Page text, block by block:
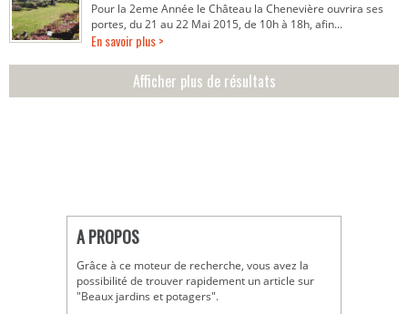
Pour la 2eme Année le Château la Chenevière ouvrira ses
portes, du 21 au 22 Mai 2015, de 10h à 18h, afin...
En savoir plus >
Afficher plus de résultats
A PROPOS
Grâce à ce moteur de recherche, vous avez la
possibilité de trouver rapidement un article sur
"Beaux jardins et potagers".